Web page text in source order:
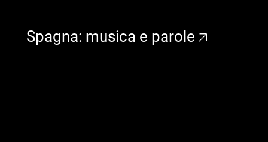
Spagna: musica e parole